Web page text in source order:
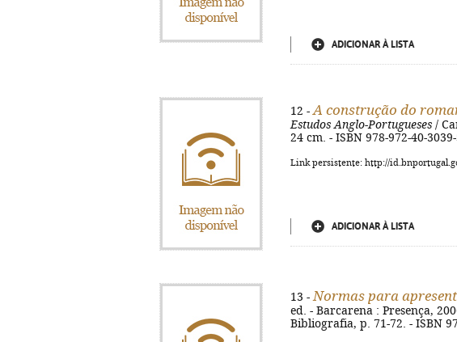
ADICIONAR À LISTA
12 - A construção do
Estudos Anglo-Portugueses /
24 cm. - ISBN 978-972-40-
Link persistente: http://
ADICIONAR À LISTA
13 - Normas para
ed. - Barcarena : Presença,
Bibliografia, p. 71-72. - ISBN